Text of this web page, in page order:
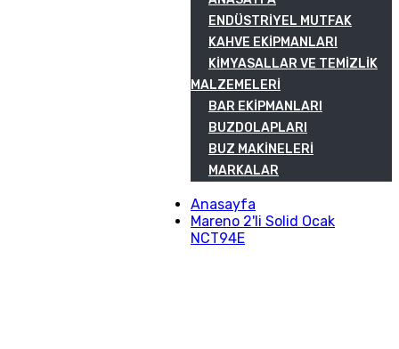
ENDÜSTRIYEL MUTFAK
KAHVE EKIPMANLARI
KIMYASALLAR VE TEMIZLIK
MALZEMELERI
BAR EKIPMANLARI
BUZDOLAPLARI
BUZ MAKINELERI
MARKALAR
Anasayfa
Mareno 2'li Solid Ocak
NCT94E